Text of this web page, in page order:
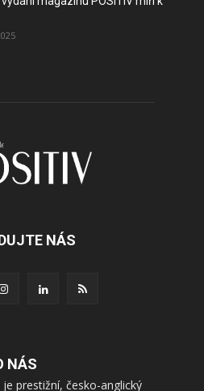
NÁS
NÁS
prestižní, česko-anglický